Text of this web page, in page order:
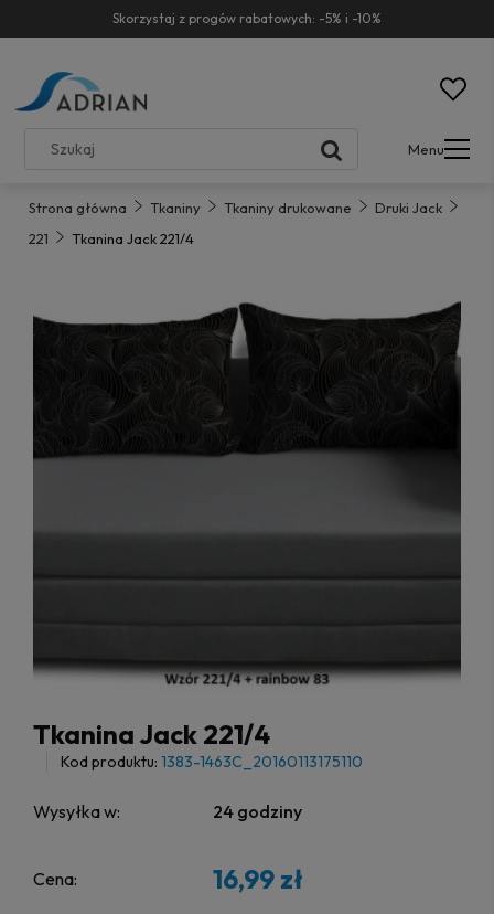
Skorzystaj z progów rabatowych: -5% i -10%
Menu
Strona główna Tkaniny Tkaniny drukowane
Druki Jack
221
Tkanina Jack 221/4
Tkanina Jack 221/4
Kod produktu: 1383-1463C_20160113175110
Wysyłka w: 24 godziny
Cena: 16,99 zł